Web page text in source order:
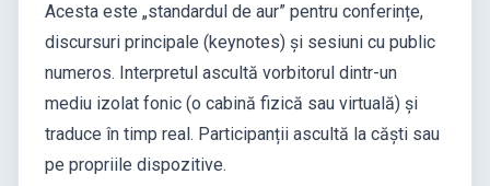
Acesta este „standardul de aur” pentru conferințe,
discursuri principale (keynotes) și sesiuni cu public
numeros. Interpretul ascultă vorbitorul dintr-un
mediu izolat fonic (o cabină fizică sau virtuală) și
traduce în timp real. Participanții ascultă la căști sau
pe propriile dispozitive.